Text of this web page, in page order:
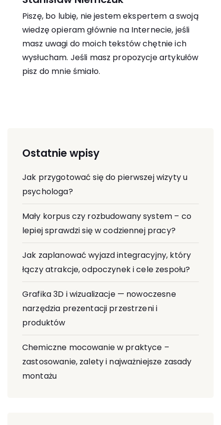
Piszę, bo lubię, nie jestem ekspertem a swoją
wiedzę opieram głównie na Internecie, jeśli
masz uwagi do moich tekstów chętnie ich
wysłucham. Jeśli masz propozycje artykułów
pisz do mnie śmiało.
Ostatnie wpisy
Jak przygotować się do pierwszej wizyty u
psychologa?
Mały korpus czy rozbudowany system – co
lepiej sprawdzi się w codziennej pracy?
Jak zaplanować wyjazd integracyjny, który
łączy atrakcje, odpoczynek i cele zespołu?
Grafika 3D i wizualizacje — nowoczesne
narzędzia prezentacji przestrzeni i
produktów
Chemiczne mocowanie w praktyce –
zastosowanie, zalety i najważniejsze zasady
montażu